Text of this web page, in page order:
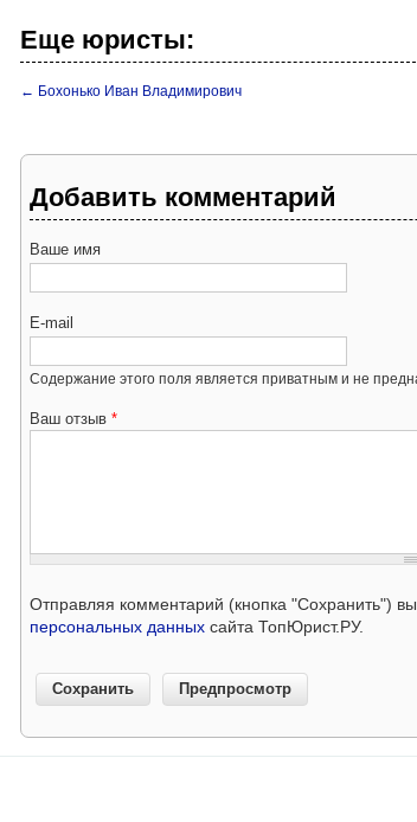
Еще юристы:
← Бохонько Иван Владимирович
Добавить комментарий
Ваше имя
E-mail
Содержание этого поля является приватным и не
Ваш отзыв *
Отправляя комментарий (кнопка "Сохранить")
персональных данных сайта ТопЮрист.РУ.